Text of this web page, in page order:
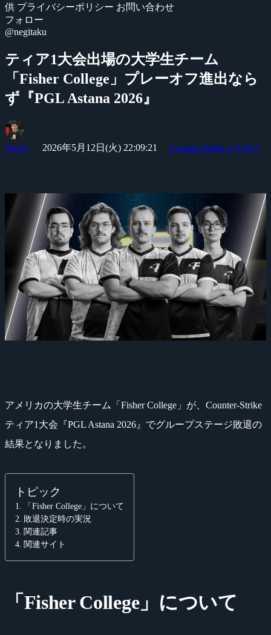
供 プライバシーポリシー お問い合わせ
フォロー
@negitaku
ティア1大会出場の大学生チーム
「Fisher College」プレーオフ進出なら
ず『PGL Astana 2026』
Yossy 2026年5月12日(火) 22:09:21 Counter-Strike 2 (CS2)
アメリカの大学生チーム「Fisher College」が、Counter-Strike
ティア1大会『PGL Astana 2026』でグループステージ敗退の
結果となりました。
トピック
「Fisher College」について
敗退決定時の実況
関連記事
関連サイト
「Fisher College」について